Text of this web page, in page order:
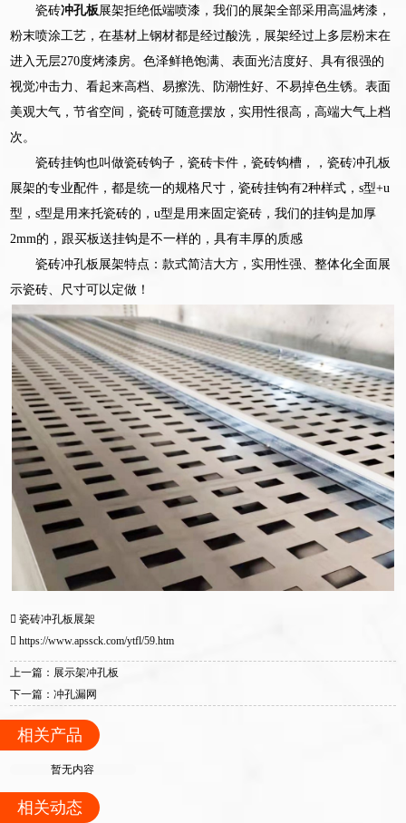
瓷砖冲孔板 展架拒绝低端喷漆，我们的展架全部采用高温烤漆，
粉末喷涂工艺，在基材上钢材都是经过酸洗，展架经过上多层粉末在
进入无层270度烤漆房。色泽鲜艳饱满、表面光洁度好、具有很强的
视觉冲击力、看起来高档、易擦洗、防潮性好、不易掉色生锈。表面
美观大气，节省空间，瓷砖可随意摆放，实用性很高，高端大气上档
次。
瓷砖挂钩也叫做瓷砖钩子，瓷砖卡件，瓷砖钩槽，，瓷砖冲孔板
展架的专业配件，都是统一的规格尺寸，瓷砖挂钩有2种样式，s型+u
型，s型是用来托瓷砖的，u型是用来固定瓷砖，我们的挂钩是加厚
2mm的，跟买板送挂钩是不一样的，具有丰厚的质感
瓷砖冲孔板展架特点：款式简洁大方，实用性强、整体化全面展
示瓷砖、尺寸可以定做！
瓷砖冲孔板展架
https://www.apssck.com/ytfl/59.htm
上一篇：展示架冲孔板
下一篇：冲孔漏网
相关产品
暂无内容
相关动态